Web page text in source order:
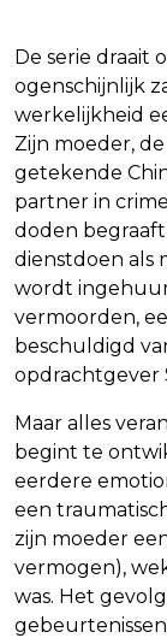
De serie draait
ogenschijnlijk
werkelijkheid
Zijn moeder,
getekende
partner in
doden
dienstdoen als
wordt
vermoorden,
beschuldigd
opdrachtgever
Maar alles
begint te
eerdere
een
zijn moeder
vermogen),
was. Het